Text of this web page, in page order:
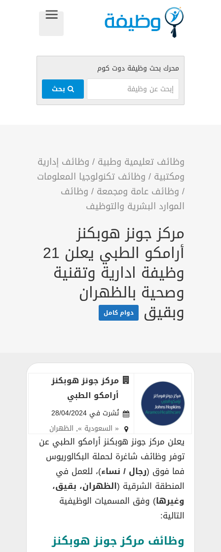
وظائف تعليمية وطبية / وظائف إدارية
ومكتبية / وظائف تكنولوجيا المعلومات
/ وظائف عامة ومجمعة / وظائف
الموارد البشرية والتوظيف
مركز جونز هوبكنز
أرامكو الطبي يعلن 21
وظيفة ادارية وتقنية
وصحية بالظهران
وبقيق دوام كامل
مركز جونز هوبكنز
أرامكو الطبي
نُشرت في 28/04/2024
« السعودية », الظهران
يعلن مركز جونز هوبكنز أرامكو الطبي عن
توفر وظائف شاغرة لحملة البكالوريوس
فما فوق (رجال / نساء)، للعمل في
المنطقة الشرقية (الظهران، بقيق،
وغيرها) وفق المسميات الوظيفية
التالية:
وظائف مركز جونز هوبكنز